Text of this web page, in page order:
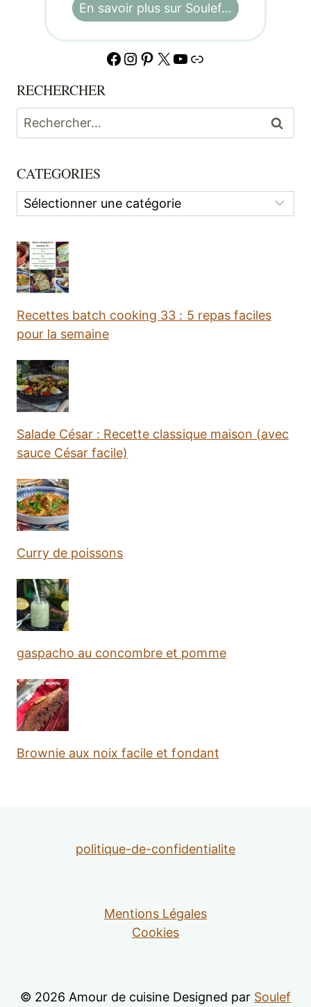
En savoir plus sur Soulef…
Facebook
Instagram
Pinterest
X YouTube
Lien
RECHERCHER
Rechercher :
CATEGORIES
Categories
Recettes batch cooking 33 : 5 repas faciles
pour la semaine
Salade César : Recette classique maison (avec
sauce César facile)
Curry de poissons
gaspacho au concombre et pomme
Brownie aux noix facile et fondant
politique-de-confidentialite
Mentions Légales
Cookies
© 2026 Amour de cuisine Designed par Soulef